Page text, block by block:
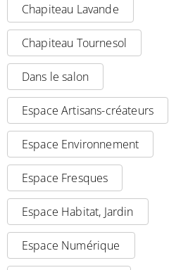
Chapiteau Lavande
Chapiteau Tournesol
Dans le salon
Espace Artisans-créateurs
Espace Environnement
Espace Fresques
Espace Habitat, Jardin
Espace Numérique